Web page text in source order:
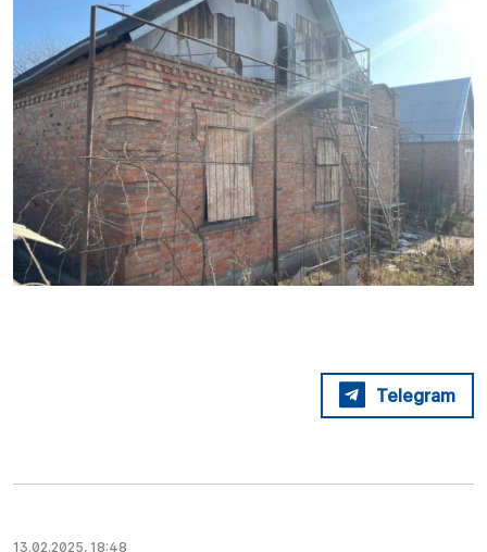
Telegram
13.02.2025, 18:48